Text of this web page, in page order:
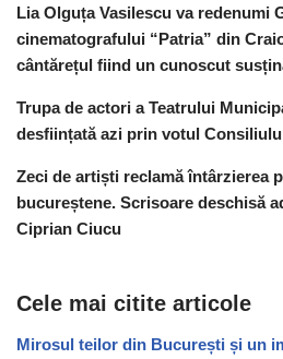
Lia Olguța Vasilescu va redenumi
cinematografului “Patria” din
cântărețul fiind un cunoscut
Trupa de actori a Teatrului
desființată azi prin votul
Zeci de artiști reclamă întârzierea
bucureștene. Scrisoare deschisă
Ciprian Ciucu
Cele mai citite articole
Mirosul teilor din București și un